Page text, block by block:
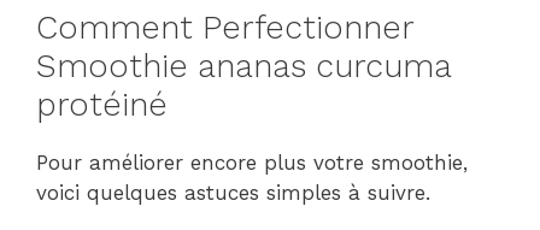
Comment Perfectionner
Smoothie ananas curcuma
protéiné
Pour améliorer encore plus votre smoothie,
voici quelques astuces simples à suivre.